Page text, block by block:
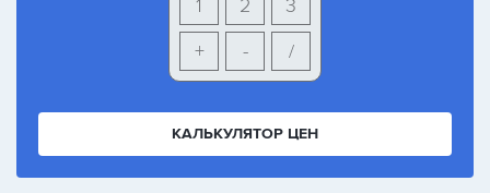
3
2
1
+
- /
КАЛЬКУЛЯТОР ЦЕН